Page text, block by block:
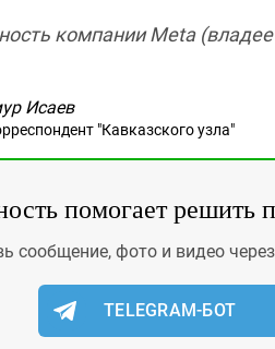
компании Meta
Исаев
"Кавказского узла"
помогает решить
сообщение, фото и видео
TELEGRAM-БОТ